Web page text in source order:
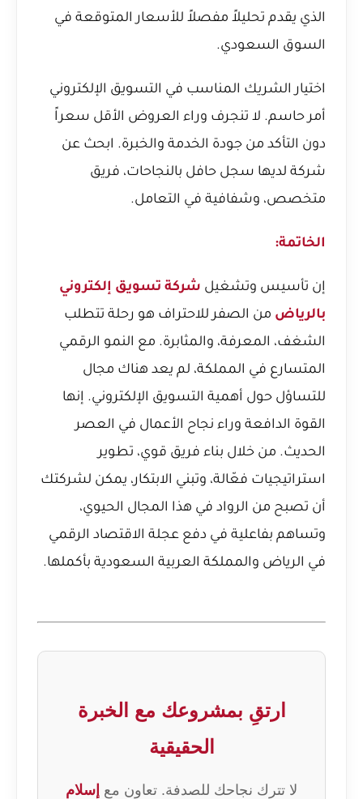
الذي يقدم تحليلاً مفصلاً للأسعار المتوقعة في
السوق السعودي.
اختيار الشريك المناسب في التسويق الإلكتروني
أمر حاسم. لا تنجرف وراء العروض الأقل سعراً
دون التأكد من جودة الخدمة والخبرة. ابحث عن
شركة لديها سجل حافل بالنجاحات، فريق
متخصص، وشفافية في التعامل.
الخاتمة:
إن تأسيس وتشغيل شركة تسويق إلكتروني
بالرياض من الصفر للاحتراف هو رحلة تتطلب
الشغف، المعرفة، والمثابرة. مع النمو الرقمي
المتسارع في المملكة، لم يعد هناك مجال
للتساؤل حول أهمية التسويق الإلكتروني. إنها
القوة الدافعة وراء نجاح الأعمال في العصر
الحديث. من خلال بناء فريق قوي، تطوير
استراتيجيات فعّالة، وتبني الابتكار، يمكن لشركتك
أن تصبح من الرواد في هذا المجال الحيوي،
وتساهم بفاعلية في دفع عجلة الاقتصاد الرقمي
في الرياض والمملكة العربية السعودية بأكملها.
ارتقِ بمشروعك مع الخبرة
الحقيقية
لا تترك نجاحك للصدفة. تعاون مع إسلام